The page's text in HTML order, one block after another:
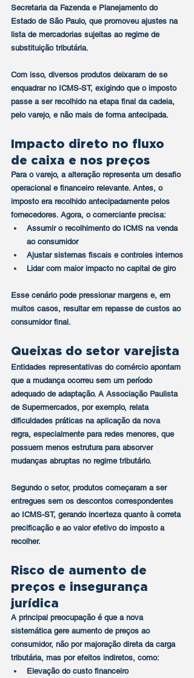
Secretaria da Fazenda e Planejamento do
Estado de São Paulo, que promoveu ajustes na
lista de mercadorias sujeitas ao regime de
substituição tributária.
Com isso, diversos produtos deixaram de se
enquadrar no ICMS-ST, exigindo que o imposto
passe a ser recolhido na etapa final da cadeia,
pelo varejo, e não mais de forma antecipada.
Impacto direto no fluxo
de caixa e nos preços
Para o varejo, a alteração representa um desafio
operacional e financeiro relevante. Antes, o
imposto era recolhido antecipadamente pelos
fornecedores. Agora, o comerciante precisa:
Assumir o recolhimento do ICMS na venda
ao consumidor
Ajustar sistemas fiscais e controles internos
Lidar com maior impacto no capital de giro
Esse cenário pode pressionar margens e, em
muitos casos, resultar em repasse de custos ao
consumidor final.
Queixas do setor varejista
Entidades representativas do comércio apontam
que a mudança ocorreu sem um período
adequado de adaptação. A Associação Paulista
de Supermercados, por exemplo, relata
dificuldades práticas na aplicação da nova
regra, especialmente para redes menores, que
possuem menos estrutura para absorver
mudanças abruptas no regime tributário.
Segundo o setor, produtos começaram a ser
entregues sem os descontos correspondentes
ao ICMS-ST, gerando incerteza quanto à correta
precificação e ao valor efetivo do imposto a
recolher.
Risco de aumento de
preços e insegurança
jurídica
A principal preocupação é que a nova
sistemática gere aumento de preços ao
consumidor, não por majoração direta da carga
tributária, mas por efeitos indiretos, como:
Elevação do custo financeiro